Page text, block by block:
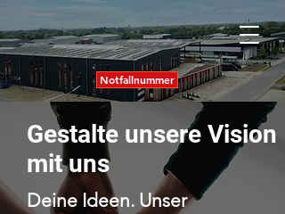
Notfallnummer
Gestalte unsere Vision
mit uns
Deine Ideen. Unser